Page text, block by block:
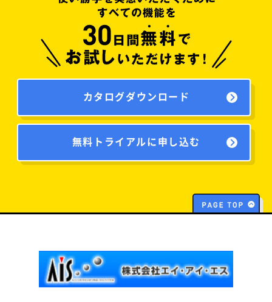
カタログダウンロード
無料トライアルに申し込む